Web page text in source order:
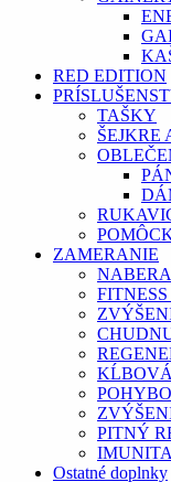
RED EDITION
TAŠKY
ŠEJKRE
ZAMERANIE
PITNÝ
Ostatné doplnky